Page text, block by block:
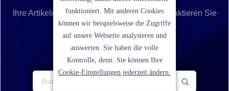
Ihre Artikelnummer ist nicht aufgelistet? Kontaktieren Sie
unseren Service.
funktioniert. Mit anderen Cookies
können wir beispielsweise die Zugriffe
auf unsere Webseite analysieren und
auswerten. Sie haben die volle
Kontrolle, denn: Sie können Ihre
Cookie-Einstellungen jederzeit ändern.